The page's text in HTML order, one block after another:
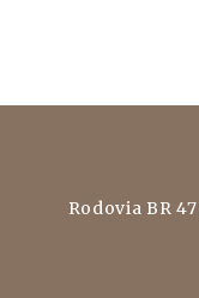
Rodovia BR